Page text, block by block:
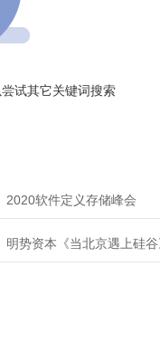
试其它关键词搜索
2020软件定义存储峰会
明势资本《当北京遇上硅谷》系列